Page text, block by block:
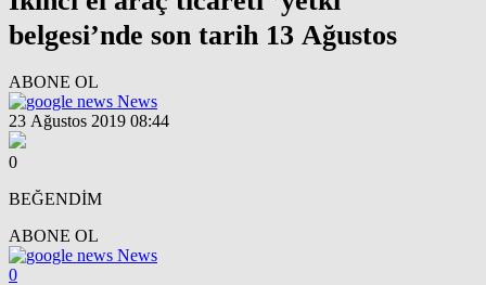
belgesi’nde son tarih 13 Ağustos
ABONE OL
News
23 Ağustos 2019 08:44
0
BEĞENDİM
ABONE OL
News
0